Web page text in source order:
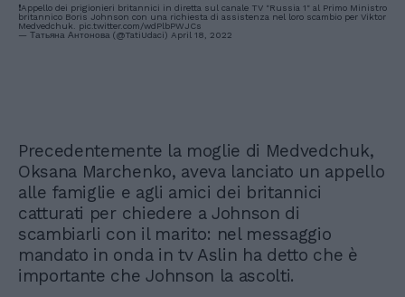
❗️Appello dei prigionieri britannici in diretta sul canale TV "Russia 1" al Primo Ministro
britannico Boris Johnson con una richiesta di assistenza nel loro scambio per Viktor
Medvedchuk. pic.twitter.com/wdPlbPWJCs
— Татьяна Антонова (@TatiUdaci) April 18, 2022
Precedentemente la moglie di Medvedchuk,
Oksana Marchenko, aveva lanciato un appello
alle famiglie e agli amici dei britannici
catturati per chiedere a Johnson di
scambiarli con il marito: nel messaggio
mandato in onda in tv Aslin ha detto che è
importante che Johnson la ascolti.